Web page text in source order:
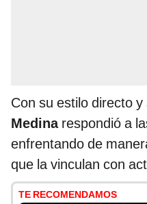
Con su estilo directo y
Medinarespondió a
enfrentando de
que la vinculan con
TE RECOMENDAMOS